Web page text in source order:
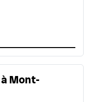
Mont-